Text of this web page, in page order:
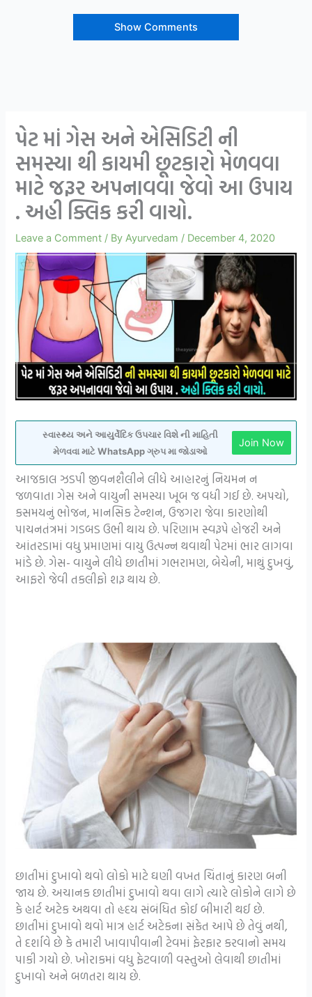
Show Comments
પેટ માં ગેસ અને એસિડિટી ની
સમસ્યા થી કાયમી છૂટકારો મેળવવા
માટે જરૂર અપનાવવા જેવો આ ઉપાય
. અહી ક્લિક કરી વાચો.
Leave a Comment / ByAyurvedam / December 4, 2020
સ્વાસ્થ્ય અને આયુર્વેદિક ઉપચાર વિશે ની માહિતી
મેળવવા માટે WhatsApp ગ્રુપ મા જોડાઓ
Join Now
આજકાલ ઝડપી જીવનશૈલીને લીધે આહારનું નિયમન ન
જળવાતા ગેસ અને વાયુની સમસ્યા ખૂબ જ વધી ગઈ છે. અપચો,
કસમયનું ભોજન, માનસિક ટેન્શન, ઉજગરા જેવા કારણોથી
પાચનતંત્રમાં ગડબડ ઉભી થાય છે. પરિણામ સ્વરૂપે હોજરી અને
આંતરડામાં વધુ પ્રમાણમાં વાયુ ઉત્પન્ન થવાથી પેટમાં ભાર લાગવા
માંડે છે. ગેસ- વાયુને લીધે છાતીમાં ગભરામણ, બેચેની, માથું દુખવું,
આફરો જેવી તકલીફો શરૂ થાય છે.
છાતીમાં દુખાવો થવો લોકો માટે ઘણી વખત ચિંતાનું કારણ બની
જાય છે. અચાનક છાતીમાં દુખાવો થવા લાગે ત્યારે લોકોને લાગે છે
કે હાર્ટ અટેક અથવા તો હૃદય સંબંધિત કોઈ બીમારી થઈ છે.
છાતીમાં દુખાવો થવો માત્ર હાર્ટ અટેકના સંકેત આપે છે તેવું નથી,
તે દર્શાવે છે કે તમારી ખાવાપીવાની ટેવમાં ફેરફાર કરવાનો સમય
પાકી ગયો છે. ખોરાકમાં વધુ ફેટવાળી વસ્તુઓ લેવાથી છાતીમાં
દુખાવો અને બળતરા થાય છે.